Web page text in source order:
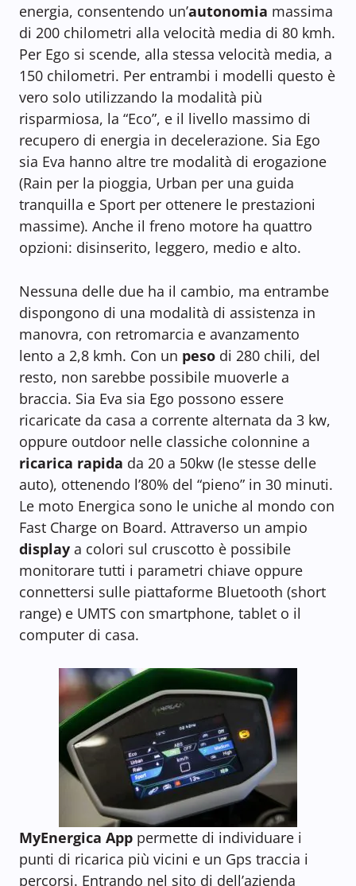
energia, consentendo un’autonomia massima
di 200 chilometri alla velocità media di 80 kmh.
Per Ego si scende, alla stessa velocità media, a
150 chilometri. Per entrambi i modelli questo è
vero solo utilizzando la modalità più
risparmiosa, la “Eco”, e il livello massimo di
recupero di energia in decelerazione. Sia Ego
sia Eva hanno altre tre modalità di erogazione
(Rain per la pioggia, Urban per una guida
tranquilla e Sport per ottenere le prestazioni
massime). Anche il freno motore ha quattro
opzioni: disinserito, leggero, medio e alto.
Nessuna delle due ha il cambio, ma entrambe
dispongono di una modalità di assistenza in
manovra, con retromarcia e avanzamento
lento a 2,8 kmh. Con un peso di 280 chili, del
resto, non sarebbe possibile muoverle a
braccia. Sia Eva sia Ego possono essere
ricaricate da casa a corrente alternata da 3 kw,
oppure outdoor nelle classiche colonnine a
ricarica rapida da 20 a 50kw (le stesse delle
auto), ottenendo l’80% del “pieno” in 30 minuti.
Le moto Energica sono le uniche al mondo con
Fast Charge on Board. Attraverso un ampio
display a colori sul cruscotto è possibile
monitorare tutti i parametri chiave oppure
connettersi sulle piattaforme Bluetooth (short
range) e UMTS con smartphone, tablet o il
computer di casa.
MyEnergica App permette di individuare i
punti di ricarica più vicini e un Gps traccia i
percorsi. Entrando nel sito di dell’azienda